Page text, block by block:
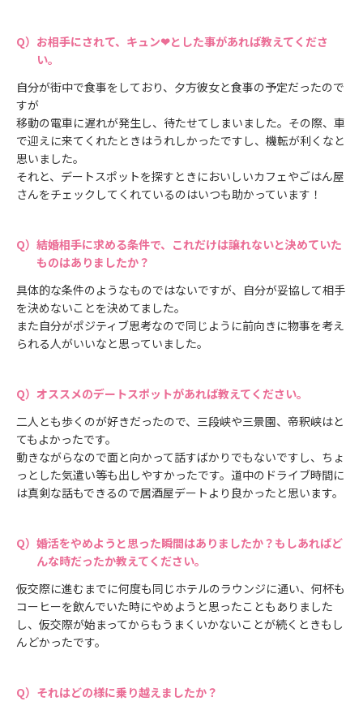
お相手にされて、キュン❤とした事があれば教えてくださ
い。
自分が街中で食事をしており、夕方彼女と食事の予定だったので
すが
移動の電車に遅れが発生し、待たせてしまいました。その際、車
で迎えに来てくれたときはうれしかったですし、機転が利くなと
思いました。
それと、デートスポットを探すときにおいしいカフェやごはん屋
さんをチェックしてくれているのはいつも助かっています！
結婚相手に求める条件で、これだけは譲れないと決めていた
ものはありましたか？
具体的な条件のようなものではないですが、自分が妥協して相手
を決めないことを決めてました。
また自分がポジティブ思考なので同じように前向きに物事を考え
られる人がいいなと思っていました。
オススメのデートスポットがあれば教えてください。
二人とも歩くのが好きだったので、三段峡や三景園、帝釈峡はと
てもよかったです。
動きながらなので面と向かって話すばかりでもないですし、ちょ
っとした気遣い等も出しやすかったです。道中のドライブ時間に
は真剣な話もできるので居酒屋デートより良かったと思います。
婚活をやめようと思った瞬間はありましたか？もしあればど
んな時だったか教えてください。
仮交際に進むまでに何度も同じホテルのラウンジに通い、何杯も
コーヒーを飲んでいた時にやめようと思ったこともありました
し、仮交際が始まってからもうまくいかないことが続くときもし
んどかったです。
それはどの様に乗り越えましたか？